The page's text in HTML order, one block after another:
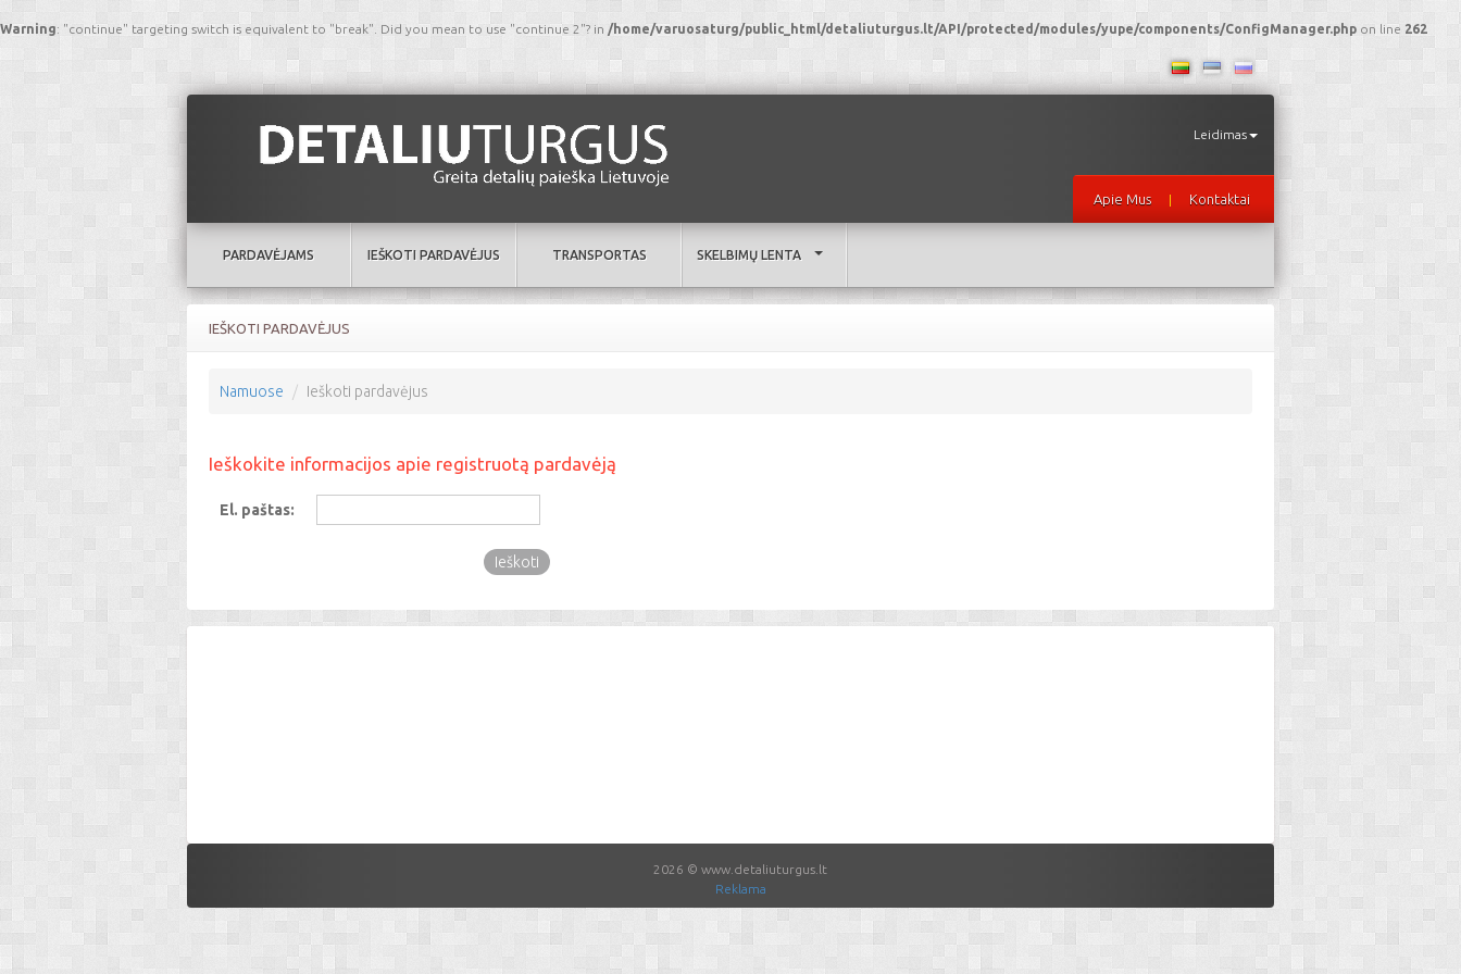
Warning: "continue" targeting switch is equivalent to "break". Did you mean to use "continue 2"? in /home/varuosaturg/public_html/detaliuturgus.lt/API/protected/modules/yupe/components/ConfigManager.php on line 262
Leidimas
Apie Mus | Kontaktai
PARDAVĖJAMS IEŠKOTI PARDAVĖJUS TRANSPORTAS SKELBIMŲ LENTA
IEŠKOTI PARDAVĖJUS
Namuose Ieškoti pardavėjus
Ieškokite informacijos apie registruotą pardavėją
El. paštas:
2026 © www.detaliuturgus.lt
Reklama